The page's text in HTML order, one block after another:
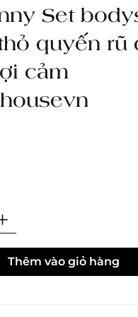
Set
quyến rũ
cảm
Thêm vào giỏ hàng